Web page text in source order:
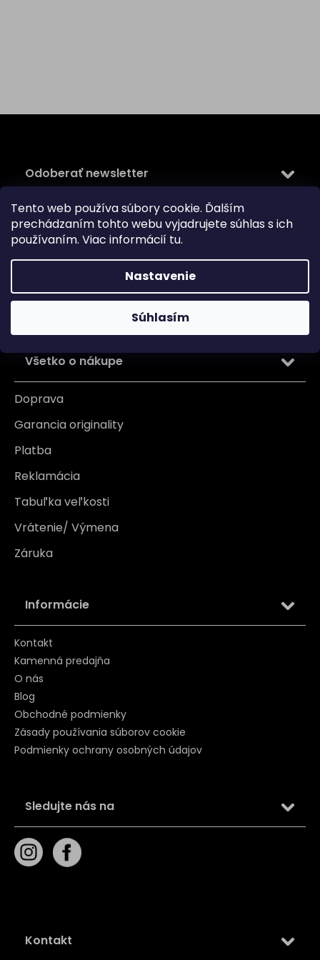
Tento web používa súbory cookie. Ďalším
prechádzaním tohto webu vyjadrujete súhlas s ich
používaním. Viac informácií tu.
Nastavenie
Súhlasím
t
Odoberať newsletter
Vložte svoj e-mail a my Vám budeme zasielať informácie
o nových produktoch na našom e-shope.
Email
Vložením e-mailu súhlasíte spodmienkami ochrany
Všetko o nákupe
Doprava
Garancia originality
Platba
Reklamácia
Tabuľka veľkosti
Vrátenie/ Výmena
Záruka
Informácie
Kontakt
Kamenná predajňa
O nás
Blog
Obchodné podmienky
Zásady používania súborov cookie
Podmienky ochrany osobných údajov
Sledujte nás na
Kontakt